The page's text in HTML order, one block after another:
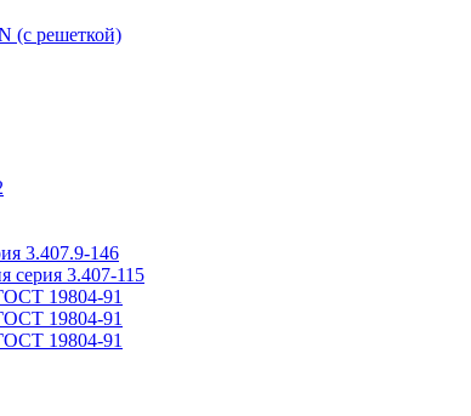
(с решеткой)
3.407.9-146
серия 3.407-115
19804-91
19804-91
19804-91